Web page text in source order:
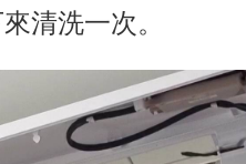
清洗一次。